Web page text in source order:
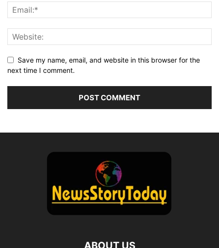
Save my name, email, and website in this browser for the
next time I comment.
ABOUT US